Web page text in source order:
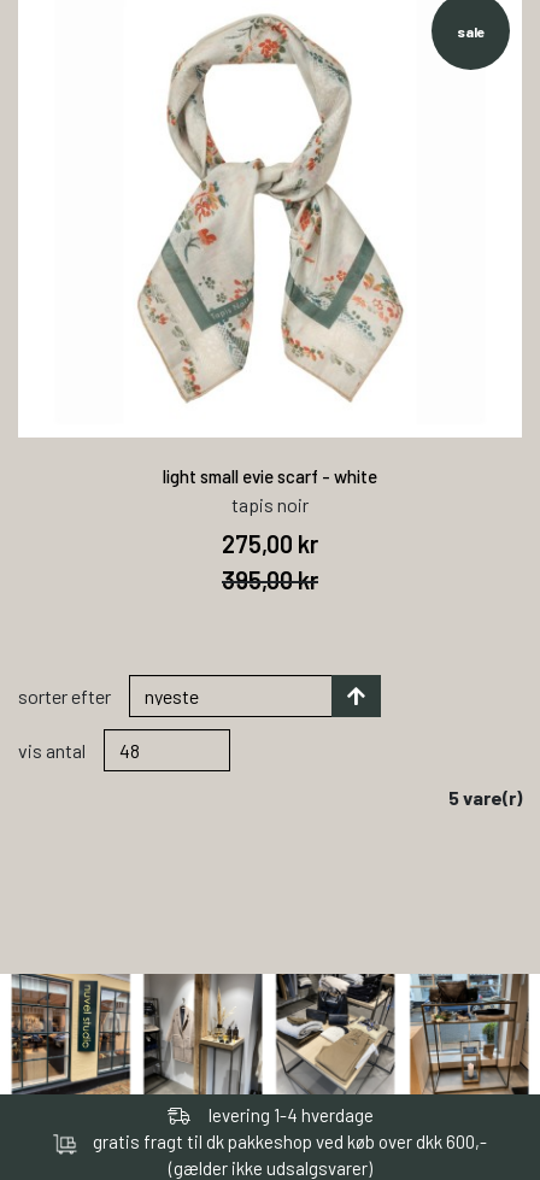
sale
light small evie scarf - white
tapis noir
275,00 kr
395,00 kr
sorter efter
vis antal
5 vare(r)
levering 1-4 hverdage
gratis fragt til dk pakkeshop ved køb over dkk 600,-
(gælder ikke udsalgsvarer)